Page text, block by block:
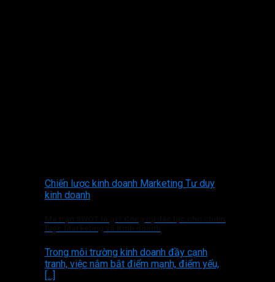
Chiến lược kinh doanh Marketing Tư duy
kinh doanh
Trong môi trường kinh doanh đầy cạnh
tranh, việc nắm bắt điểm mạnh, điểm yếu,
[...]